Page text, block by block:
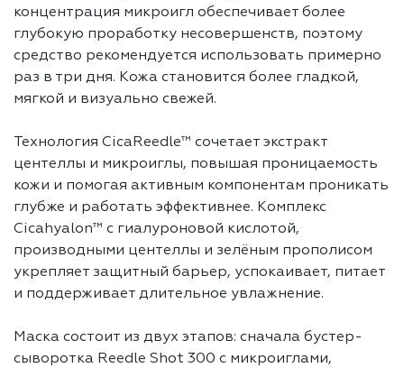
концентрация микроигл обеспечивает более
глубокую проработку несовершенств, поэтому
средство рекомендуется использовать примерно
раз в три дня. Кожа становится более гладкой,
мягкой и визуально свежей.
Технология CicaReedle™ сочетает экстракт
центеллы и микроиглы, повышая проницаемость
кожи и помогая активным компонентам проникать
глубже и работать эффективнее. Комплекс
Cicahyalon™ с гиалуроновой кислотой,
производными центеллы и зелёным прополисом
укрепляет защитный барьер, успокаивает, питает
и поддерживает длительное увлажнение.
Маска состоит из двух этапов: сначала бустер-
сыворотка Reedle Shot 300 с микроиглами,